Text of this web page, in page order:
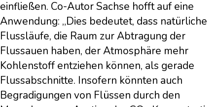
einfließen. Co-Autor Sachse hofft auf eine
Anwendung: „Dies bedeutet, dass natürliche
Flussläufe, die Raum zur Abtragung der
Flussauen haben, der Atmosphäre mehr
Kohlenstoff entziehen können, als gerade
Flussabschnitte. Insofern könnten auch
Begradigungen von Flüssen durch den